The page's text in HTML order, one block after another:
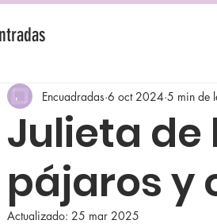
Julieta de
pájaros y
Encuadradas 6 oct 2024 5 min de
Actualizado: 25 mar 2025